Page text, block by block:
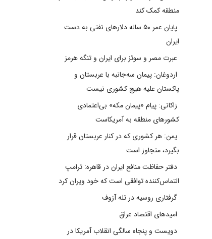
منطقه کمک کند
پایان عمر ۵۰ ساله دلارهای نفتی به دست
ایران
عبرت مصر و سوئز برای ایران و تنگه هرمز
اردوغان: پیمان سه‌جانبه با عربستان و
پاکستان علیه هیچ کشوری نیست
زاکانی: پیام «پیمان مکه» بی‌اعتمادی
کشورهای منطقه به آمریکاست
یمن: هر کشوری که در کنار عربستان قرار
بگیرد، متجاوز است
دفتر حفاظت منافع ایران در قاهره: ترامپ
التماس‌کننده توافقی است که خود ویران کرد
گرفتاری روسیه در تله آزوف
امیدهای اقتصاد عراق
دویست و پنجاه سالگی انقلاب آمریکا در